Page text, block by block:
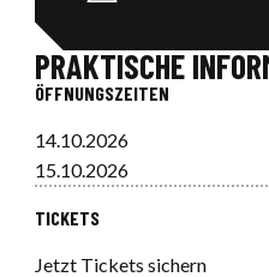
PRAKTISCHE
ÖFFNUNGSZEITEN
14.10.2026
15.10.2026
TICKETS
Jetzt Tickets sichern